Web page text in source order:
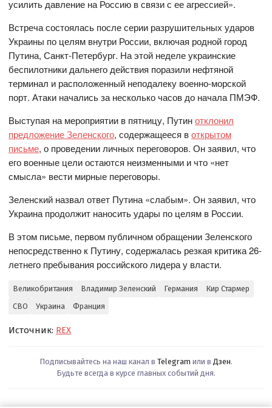
усилить давление на Россию в связи с ее агрессией».
Встреча состоялась после серии разрушительных ударов
Украины по целям внутри России, включая родной город
Путина, Санкт-Петербург. На этой неделе украинские
беспилотники дальнего действия поразили нефтяной
терминал и расположенный неподалеку военно-морской
порт. Атаки начались за несколько часов до начала ПМЭФ.
Выступая на мероприятии в пятницу, Путинотклонил
предложение Зеленского, содержащееся воткрытом
письме, о проведении личных переговоров. Он заявил, что
его военные цели остаются неизменными и что «нет
смысла» вести мирные переговоры.
Зеленский назвал ответ Путина «слабым». Он заявил, что
Украина продолжит наносить удары по целям в России.
В этом письме, первом публичном обращении Зеленского
непосредственно к Путину, содержалась резкая критика 26-
летнего пребывания российского лидера у власти.
Великобритания Владимир Зеленский Германия
Кир Стармер
СВО
Украина Франция
Источник: REX
Подписывайтесь на наш канал в Telegram или в Дзен.
Будьте всегда в курсе главных событий дня.